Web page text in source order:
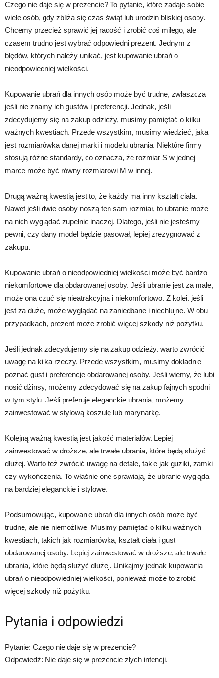
Czego nie daje się w prezencie? To pytanie, które zadaje sobie
wiele osób, gdy zbliża się czas świąt lub urodzin bliskiej osoby.
Chcemy przecież sprawić jej radość i zrobić coś miłego, ale
czasem trudno jest wybrać odpowiedni prezent. Jednym z
błędów, których należy unikać, jest kupowanie ubrań o
nieodpowiedniej wielkości.
Kupowanie ubrań dla innych osób może być trudne, zwłaszcza
jeśli nie znamy ich gustów i preferencji. Jednak, jeśli
zdecydujemy się na zakup odzieży, musimy pamiętać o kilku
ważnych kwestiach. Przede wszystkim, musimy wiedzieć, jaka
jest rozmiarówka danej marki i modelu ubrania. Niektóre firmy
stosują różne standardy, co oznacza, że rozmiar S w jednej
marce może być równy rozmiarowi M w innej.
Drugą ważną kwestią jest to, że każdy ma inny kształt ciała.
Nawet jeśli dwie osoby noszą ten sam rozmiar, to ubranie może
na nich wyglądać zupełnie inaczej. Dlatego, jeśli nie jesteśmy
pewni, czy dany model będzie pasował, lepiej zrezygnować z
zakupu.
Kupowanie ubrań o nieodpowiedniej wielkości może być bardzo
niekomfortowe dla obdarowanej osoby. Jeśli ubranie jest za małe,
może ona czuć się nieatrakcyjna i niekomfortowo. Z kolei, jeśli
jest za duże, może wyglądać na zaniedbane i niechlujne. W obu
przypadkach, prezent może zrobić więcej szkody niż pożytku.
Jeśli jednak zdecydujemy się na zakup odzieży, warto zwrócić
uwagę na kilka rzeczy. Przede wszystkim, musimy dokładnie
poznać gust i preferencje obdarowanej osoby. Jeśli wiemy, że lubi
nosić dżinsy, możemy zdecydować się na zakup fajnych spodni
w tym stylu. Jeśli preferuje eleganckie ubrania, możemy
zainwestować w stylową koszulę lub marynarkę.
Kolejną ważną kwestią jest jakość materiałów. Lepiej
zainwestować w droższe, ale trwałe ubrania, które będą służyć
dłużej. Warto też zwrócić uwagę na detale, takie jak guziki, zamki
czy wykończenia. To właśnie one sprawiają, że ubranie wygląda
na bardziej eleganckie i stylowe.
Podsumowując, kupowanie ubrań dla innych osób może być
trudne, ale nie niemożliwe. Musimy pamiętać o kilku ważnych
kwestiach, takich jak rozmiarówka, kształt ciała i gust
obdarowanej osoby. Lepiej zainwestować w droższe, ale trwałe
ubrania, które będą służyć dłużej. Unikajmy jednak kupowania
ubrań o nieodpowiedniej wielkości, ponieważ może to zrobić
więcej szkody niż pożytku.
Pytania i odpowiedzi
Pytanie: Czego nie daje się w prezencie?
Odpowiedź: Nie daje się w prezencie złych intencji.